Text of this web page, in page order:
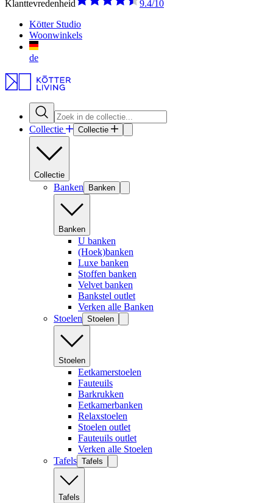
Klanttevredenheid
9.4/10
Kötter Studio
Woonwinkels
de
Collectie Collectie
Collectie
Banken Banken
Banken
U banken
(Hoek)banken
Luxe banken
Stoffen banken
Velvet banken
Bankstel outlet
Verken alle Banken
Stoelen Stoelen
Stoelen
Eetkamerstoelen
Fauteuils
Barkrukken
Eetkamerbanken
Relaxstoelen
Stoelen outlet
Fauteuils outlet
Verken alle Stoelen
Tafels Tafels
Tafels